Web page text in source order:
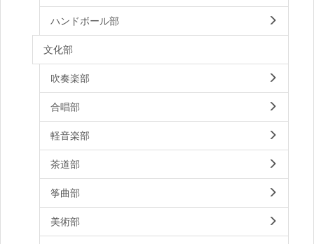
ハンドボール部
文化部
吹奏楽部
合唱部
軽音楽部
茶道部
筝曲部
美術部